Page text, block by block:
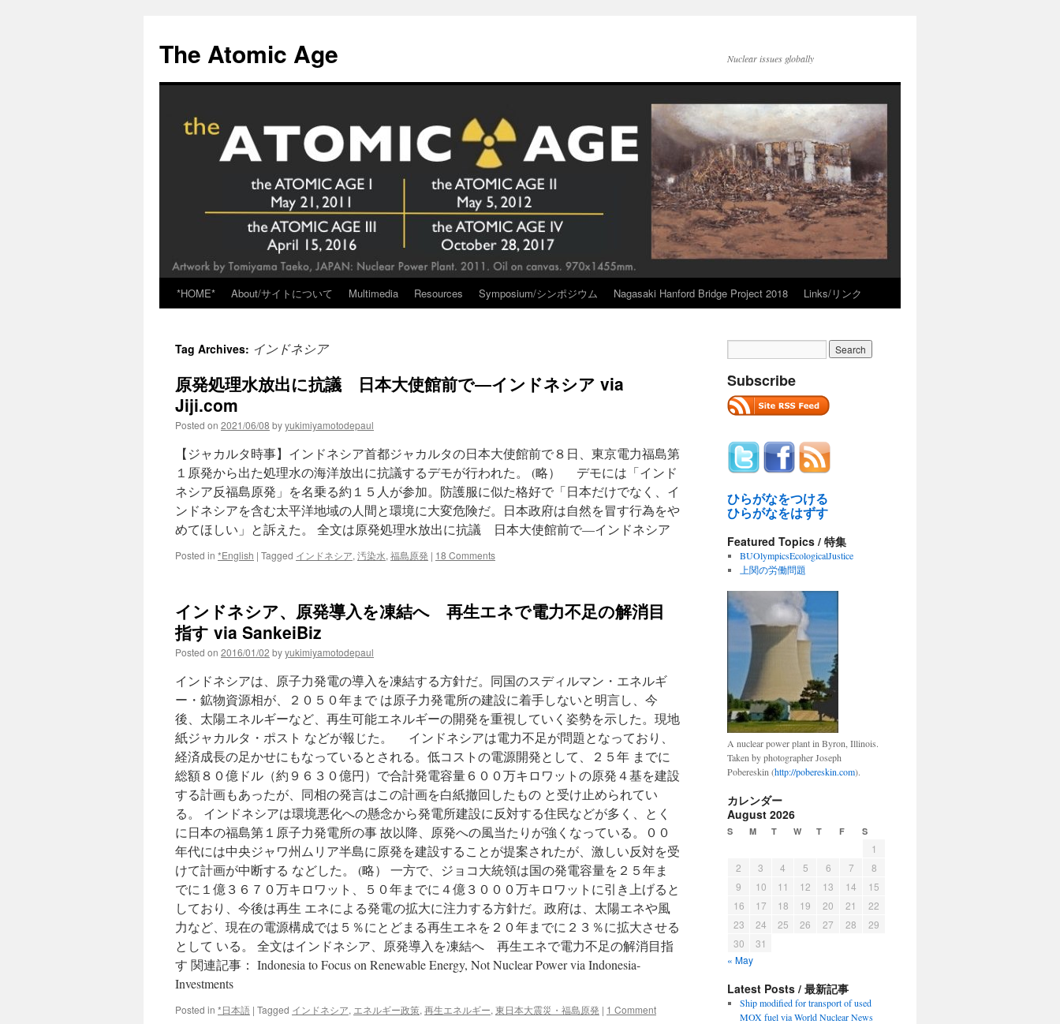
content
The Atomic Age Nuclear issues globally
*HOME* About/サイトについて Multimedia Resources Symposium/シンポジウム Nagasaki Hanford Bridge Project 2018 Links/リンク
Tag Archives: インドネシア
原発処理水放出に抗議 日本大使館前で―インドネシア via
Jiji.com
Posted on 2021/06/08 byyukimiyamotodepaul
【ジャカルタ時事】インドネシア首都ジャカルタの日本大使館前で８日、東京電力福島第
１原発から出た処理水の海洋放出に抗議するデモが行われた。 (略） デモには「インド
ネシア反福島原発」を名乗る約１５人が参加。防護服に似た格好で「日本だけでなく、イ
ンドネシアを含む太平洋地域の人間と環境に大変危険だ。日本政府は自然を冒す行為をや
めてほしい」と訴えた。 全文は原発処理水放出に抗議 日本大使館前で―インドネシア
Posted in *English | Tagged インドネシア, 汚染水, 福島原発 | 18 Comments
インドネシア、原発導入を凍結へ 再生エネで電力不足の解消目
指す via SankeiBiz
Posted on 2016/01/02 byyukimiyamotodepaul
インドネシアは、原子力発電の導入を凍結する方針だ。同国のスディルマン・エネルギ
ー・鉱物資源相が、２０５０年まで は原子力発電所の建設に着手しないと明言し、今
後、太陽エネルギーなど、再生可能エネルギーの開発を重視していく姿勢を示した。現地
紙ジャカルタ・ポスト などが報じた。 インドネシアは電力不足が問題となっており、
経済成長の足かせにもなっているとされる。低コストの電源開発として、２５年 までに
総額８０億ドル（約９６３０億円）で合計発電容量６００万キロワットの原発４基を建設
する計画もあったが、同相の発言はこの計画を白紙撤回したもの と受け止められてい
る。 インドネシアは環境悪化への懸念から発電所建設に反対する住民などが多く、とく
に日本の福島第１原子力発電所の事 故以降、原発への風当たりが強くなっている。００
年代には中央ジャワ州ムリア半島に原発を建設することが提案されたが、激しい反対を受
けて計画が中断する などした。 (略） 一方で、ジョコ大統領は国の発電容量を２５年ま
でに１億３６７０万キロワット、５０年までに４億３０００万キロワットに引き上げると
しており、今後は再生 エネによる発電の拡大に注力する方針だ。政府は、太陽エネや風
力など、現在の電源構成では５％にとどまる再生エネを２０年までに２３％に拡大させる
として いる。 全文はインドネシア、原発導入を凍結へ 再生エネで電力不足の解消目指
す 関連記事： Indonesia to Focus on Renewable Energy, Not Nuclear Power via Indonesia-
Investments
Posted in *日本語 | Tagged インドネシア, エネルギー政策, 再生エネルギー, 東日本大震災・福島原発 | 1 Comment
Subscribe
ひらがなをつける
ひらがなをはずす
Featured Topics / 特集
BUOlympicsEcologicalJustice
上関の労働問題
A nuclear power plant in Byron, Illinois.
Taken by photographer Joseph
Pobereskin (http://pobereskin.com).
カレンダー
August 2026
S M T W T F S
1
2
3 4 5 6 7
8
9
10 11 12 13 14
15
16
17 18 19 20 21
22
23
24 25 26 27 28
29
30
31
« May
Latest Posts / 最新記事
Ship modified for transport of used
MOX fuel via World Nuclear News